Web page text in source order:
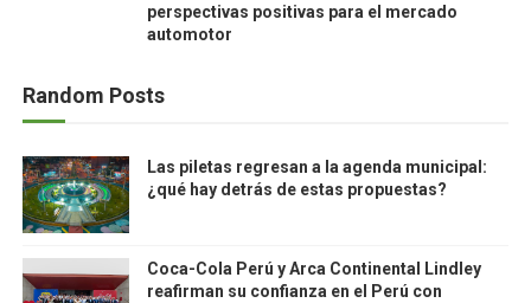
perspectivas positivas para el mercado
automotor
Random Posts
Las piletas regresan a la agenda municipal:
¿qué hay detrás de estas propuestas?
Coca-Cola Perú y Arca Continental Lindley
reafirman su confianza en el Perú con